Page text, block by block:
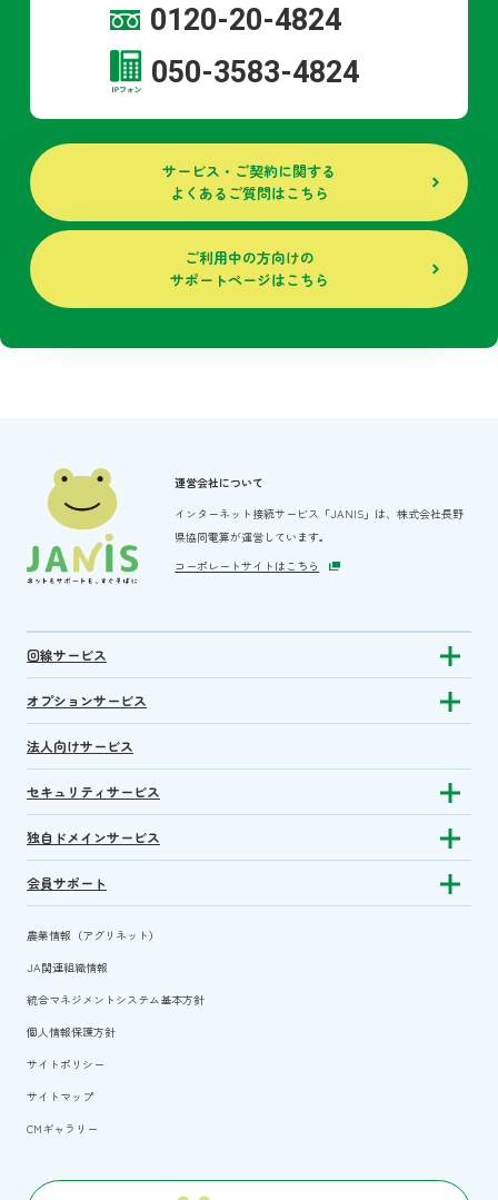
0120-20-4824
050-3583-4824
サービス・ご契約に関する
よくあるご質問はこちら
ご利用中の方向けの
サポートページはこちら
運営会社について
インターネット接続サービス「JANIS」は、株式会社長野
県協同電算が運営しています。
コーポレートサイトはこちら
回線サービス Show
オプションサービス Show
法人向けサービス
セキュリティサービス Show
独自ドメインサービス Show
会員サポート Show
農業情報（アグリネット）
JA関連組織情報
統合マネジメントシステム基本方針
個人情報保護方針
サイトポリシー
サイトマップ
CMギャラリー